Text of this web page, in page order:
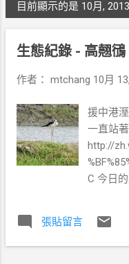
發
表
文
章
目前顯示的是 10月,
生態紀錄 - 高翹鴴
作者： mtchang 10月
援中港
一直站
http://
C 今日
張貼留言